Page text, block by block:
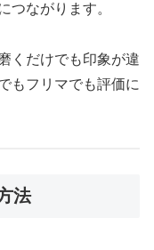
つながります。
くだけでも印象が違
もフリマでも評価に
法